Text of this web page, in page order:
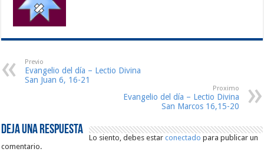
Previo
Evangelio del día – Lectio Divina
San Juan 6, 16-21
Proximo
Evangelio del día – Lectio Divina
San Marcos 16,15-20
Deja una respuesta
Lo siento, debes estarconectado para publicar un
comentario.